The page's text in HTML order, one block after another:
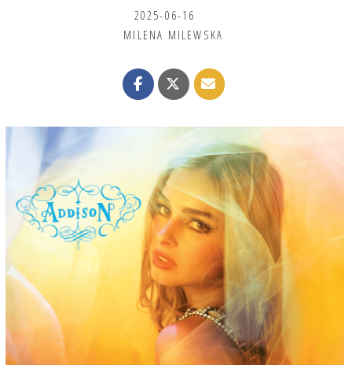
2025-06-16
MILENA MILEWSKA